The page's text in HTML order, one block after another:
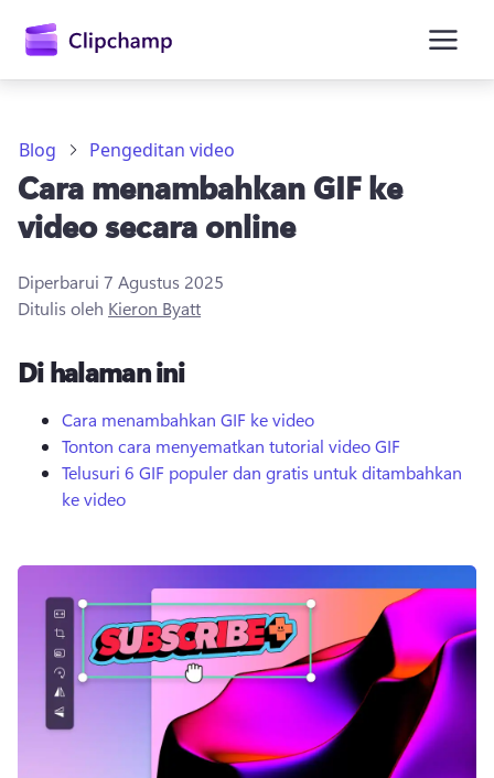
utama
Coba gratis
Blog Pengeditan video
Cara menambahkan GIF ke
video secara online
Diperbarui 7 Agustus 2025
Ditulis oleh Kieron Byatt
Di halaman ini
Cara menambahkan GIF ke video
Tonton cara menyematkan tutorial video GIF
Telusuri 6 GIF populer dan gratis untuk ditambahkan
ke video